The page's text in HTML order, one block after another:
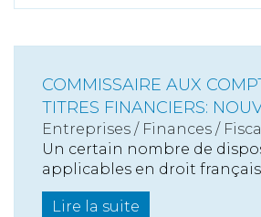
COMMISSAIRE AUX
TITRES FINANCIERS:
Entreprises / Finances /
Un certain nombre de
applicables en droit français
Lire la suite